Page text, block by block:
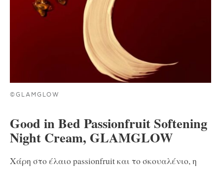
©GLAMGLOW
Good in Bed Passionfruit Softening
Night Cream, GLAMGLOW
Χάρη στο έλαιο passionfruit και το σκουαλένιο, η